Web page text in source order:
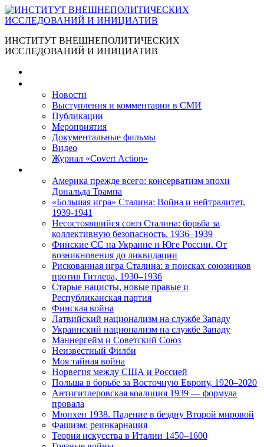
ИНСТИТУТ ВНЕШНЕПОЛИТИЧЕСКИХ
ИССЛЕДОВАНИЙ И ИНИЦИАТИВ
Новости
Выступления и коммента­рии в СМИ
Публикации
Мероприятия
Документальные фильмы
Видео
Журнал «Covert Action»
Америка прежде всего: консерватизм эпохи
Дональда Трампа
«Большая игра» Сталина: Война и нейтралитет,
1939-1941
Несостоявшийся союз Сталина: борьба за
коллективную безопасность. 1936–1939
Финские СС на Украине и Юге России. От
возникновения до ликвидации
Рискованная игра Сталина: в поисках союзников
против Гитлера, 1930–1936
Старые нацисты, новые правые и
Республиканская партия
Финская война
Латвийский национализм на службе Западу
Украинский национализм на службе Западу
Маннергейм и Советский Союз
Неизвестный Филби
Моя тайная война
Норвегия между США и Россией
Польша в борьбе за Восточную Европу, 1920–2020
Антигитлеровская коалиция 1939 — формула
провала
Мюнхен 1938. Падение в бездну Второй мировой
Фашизм: реинкарнация
Теория искусства в Италии 1450–1600